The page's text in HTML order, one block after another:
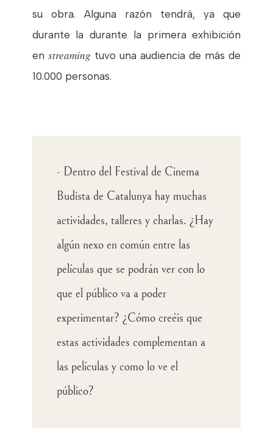
su obra. Alguna razón tendrá, ya que
durante la durante la primera exhibición
en streaming tuvo una audiencia de más de
10.000 personas.
- Dentro del Festival de Cinema
Budista de Catalunya hay muchas
actividades, talleres y charlas. ¿Hay
algún nexo en común entre las
películas que se podrán ver con lo
que el público va a poder
experimentar? ¿Cómo creéis que
estas actividades complementan a
las películas y como lo ve el
público?